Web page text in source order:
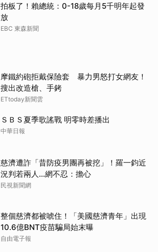
拍板了！賴總統：0-18歲每月5千明年起發
放
EBC 東森新聞
摩鐵約砲拒戴保險套 暴力男怒打女網友！
搜出改造槍、手銬
ETtoday新聞雲
ＳＢＳ夏季歌謠戰 明零時差播出
中華日報
慈濟遭詐「昔防疫男團再被挖」！羅一鈞近
況判若兩人…網不忍：擔心
民視新聞網
整個慈濟都被唬住！「美國慈濟青年」出現
10.6億BNT疫苗騙局始末曝
自由電子報